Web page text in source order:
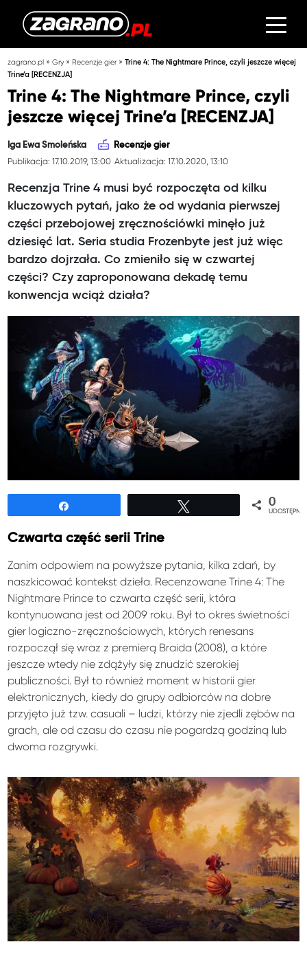
zagrano.pl »Gry» Recenzje gier »Trine 4: The Nightmare Prince, czyli jeszcze więcej
Trine’a [RECENZJA]
Trine 4: The Nightmare Prince, czyli
jeszcze więcej Trine’a [RECENZJA]
Iga Ewa Smoleńska Recenzje gier
Publikacja: 17.10.2019, 13:00 Aktualizacja: 17.10.2020, 13:10
Recenzja Trine 4 musi być rozpoczęta od kilku
kluczowych pytań, jako że od wydania pierwszej
części przebojowej zręcznościówki minęło już
dziesięć lat. Seria studia Frozenbyte jest już więc
bardzo dojrzała. Co zmieniło się w czwartej
części? Czy zaproponowana dekadę temu
konwencja wciąż działa?
0
Czwarta część serii Trine
Zanim odpowiem na powyższe pytania, kilka zdań, by
naszkicować kontekst dzieła. Recenzowane Trine 4: The
Nightmare Prince to czwarta część serii, która
kontynuowana jest od 2009 roku. Był to okres świetności
gier logiczno-zręcznościowych, których renesans
rozpoczął się wraz z premierą Braida (2008), a które
jeszcze wtedy nie zdążyły się znudzić szerokiej
publiczności. Był to również moment w historii gier
elektronicznych, kiedy do grupy odbiorców na dobre
przyjęto już tzw. casuali – ludzi, którzy nie zjedli zębów na
grach, ale od czasu do czasu nie pogardzą godziną lub
dwoma rozgrywki.